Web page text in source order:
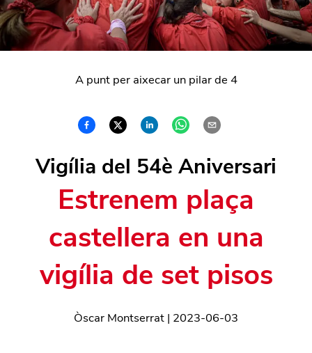
A punt per aixecar un pilar de 4
Vigília del 54è Aniversari
Estrenem plaça
castellera en una
vigília de set pisos
Òscar Montserrat | 2023-06-03